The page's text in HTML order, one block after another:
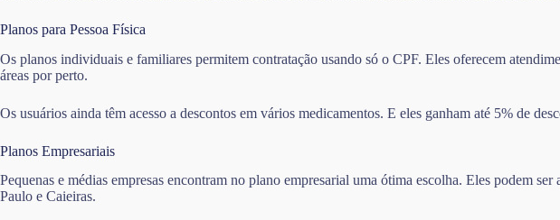
Planos para Pessoa Física
Os planos individuais e familiares permitem contratação usando só o CPF. Eles oferecem
áreas por perto.
Os usuários ainda têm acesso a descontos em vários medicamentos. E eles ganham até 5% de
Planos Empresariais
Pequenas e médias empresas encontram no plano empresarial uma ótima escolha. Eles podem
Paulo e Caieiras.